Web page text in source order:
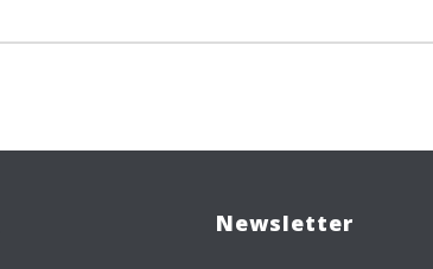
Newsletter